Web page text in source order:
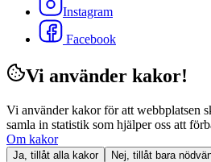
Instagram
Facebook
Vi använder kakor!
Vi använder kakor för att webbplatsen
samla in statistik som hjälper oss att
Om kakor
Ja, tillåt alla kakor Nej, tillåt bara